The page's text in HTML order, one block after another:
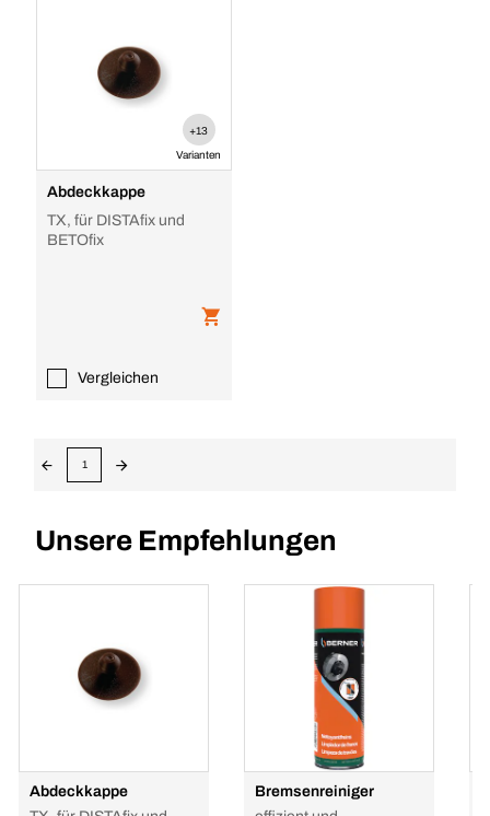
+13
Varianten
Abdeckkappe
TX, für DISTAfix und
BETOfix
Vergleichen
1
Unsere Empfehlungen
Abdeckkappe
Bremsenreiniger